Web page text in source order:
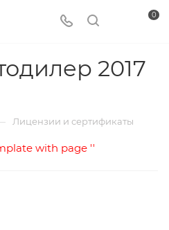
0
2017
Лицензии и сертификаты
with page ''